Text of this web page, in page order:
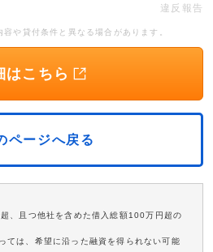
違反報告
や貸付条件と異なる場合があります。
はこちら
ページへ戻る
、且つ他社を含めた借入総額100万円超の
ては、希望に沿った融資を得られない可能